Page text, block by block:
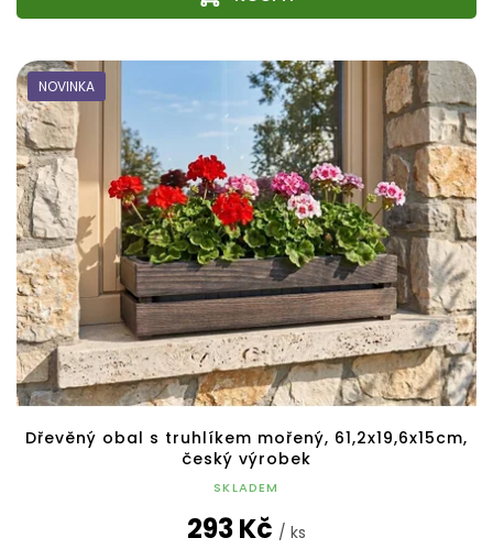
NOVINKA
Dřevěný obal s truhlíkem mořený, 61,2x19,6x15cm,
český výrobek
SKLADEM
293 Kč / ks